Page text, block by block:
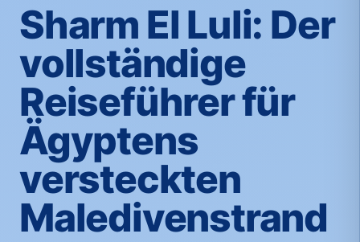
Sharm El Luli: Der
vollständige
Reiseführer für
Ägyptens
versteckten
Maledivenstrand